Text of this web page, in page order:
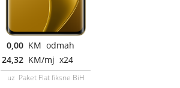
0,00 KM odmah
24,32 KM/mj x24
uz Paket Flat fiksne BiH